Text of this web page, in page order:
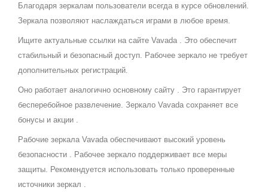
Благодаря зеркалам пользователи всегда в курсе обновлений.
Зеркала позволяют наслаждаться играми в любое время.
Ищите актуальные ссылки на сайте Vavada . Это обеспечит
стабильный и безопасный доступ. Рабочее зеркало не требует
дополнительных регистраций.
Оно работает аналогично основному сайту . Это гарантирует
бесперебойное развлечение. Зеркало Vavada сохраняет все
бонусы и акции .
Рабочие зеркала Vavada обеспечивают высокий уровень
безопасности . Рабочее зеркало поддерживает все меры
защиты. Рекомендуется использовать только проверенные
источники зеркал .